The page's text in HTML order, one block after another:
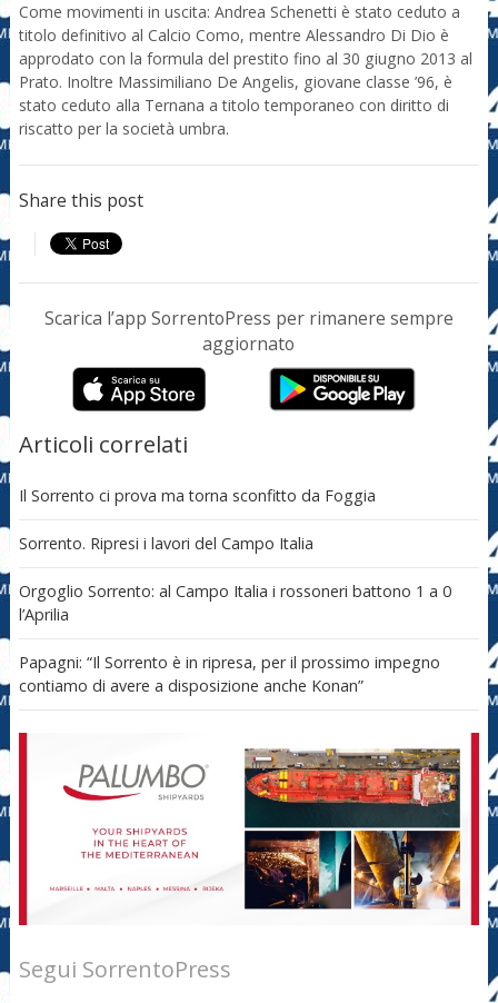
Come movimenti in uscita: Andrea Schenetti è stato ceduto a
titolo definitivo al Calcio Como, mentre Alessandro Di Dio è
approdato con la formula del prestito fino al 30 giugno 2013 al
Prato. Inoltre Massimiliano De Angelis, giovane classe ’96, è
stato ceduto alla Ternana a titolo temporaneo con diritto di
riscatto per la società umbra.
Share this post
Scarica l’app SorrentoPress per rimanere sempre
aggiornato
Articoli correlati
Il Sorrento ci prova ma torna sconfitto da Foggia
Sorrento. Ripresi i lavori del Campo Italia
Orgoglio Sorrento: al Campo Italia i rossoneri battono 1 a 0
l’Aprilia
Papagni: “Il Sorrento è in ripresa, per il prossimo impegno
contiamo di avere a disposizione anche Konan”
Segui SorrentoPress